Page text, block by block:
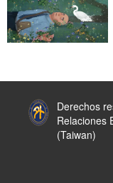
Derechos
Relaciones
(Taiwan)